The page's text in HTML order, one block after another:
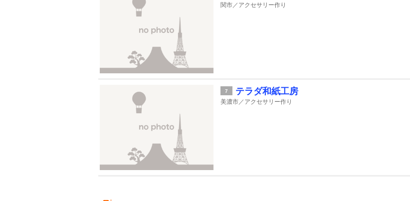
関市／アクセサリー作り
7 テラダ和紙工房
美濃市／アクセサリー作り